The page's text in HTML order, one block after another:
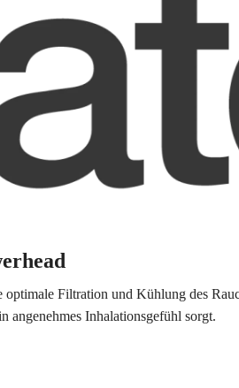
Filtration und Kühlung des
angenehmes Inhalationsgefühl sorgt.